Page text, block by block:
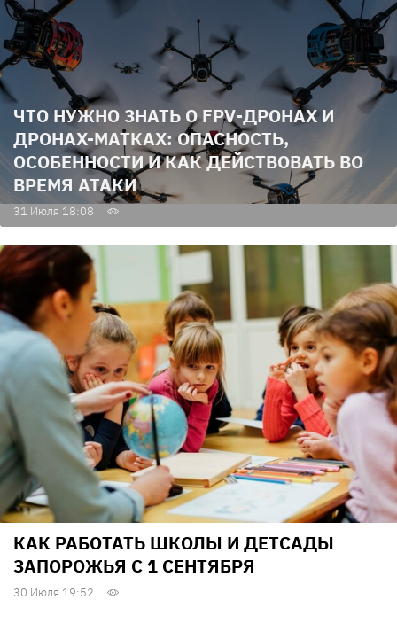
ЧТО НУЖНО ЗНАТЬ О FPV-ДРОНАХ И
ДРОНАХ-МАТКАХ: ОПАСНОСТЬ,
ОСОБЕННОСТИ И КАК ДЕЙСТВОВАТЬ ВО
ВРЕМЯ АТАКИ
31 Июля 18:08
КАК РАБОТАТЬ ШКОЛЫ И ДЕТСАДЫ
ЗАПОРОЖЬЯ С 1 СЕНТЯБРЯ
30 Июля 19:52